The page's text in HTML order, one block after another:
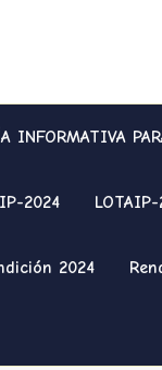
INFORMATIVA
2024
2024